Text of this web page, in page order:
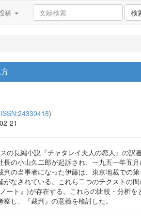
稿 検
ISSN:24330418)
21
の長編小説『チャタレイ夫人の恋人』の訳
の小山久二郎が起訴され、一九五一年五
の当事者になった伊藤は、東京地裁での
がなされている。これら二つのテクストの
ート』)が存在する。これらの比較・分析
し、『裁判』の意義を検討した。